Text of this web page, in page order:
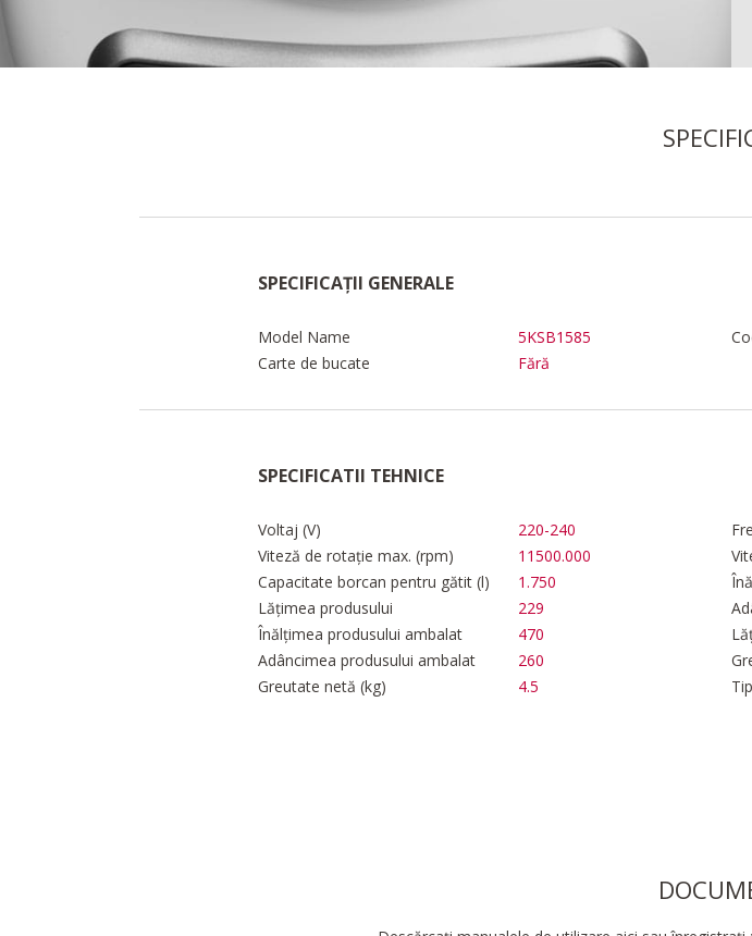
SPECIFICAȚII GENERALE
Model Name 5KSB1585
Carte de bucate
Fără
SPECIFICATII TEHNICE
Voltaj (V) 220-240
Viteză de rotație max. (rpm)
11500.000
Capacitate borcan pentru gătit (l)
1.750
Lățimea produsului
229
Înălțimea produsului ambalat
470
Adâncimea produsului ambalat
260
Greutate netă (kg)
4.5